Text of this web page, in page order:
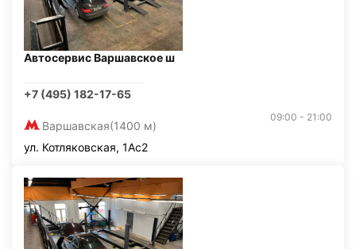
Автосервис Варшавское ш
+7 (495) 182-17-65
Варшавская(1400 м)
09:00 - 21:00
ул. Котляковская, 1Ас2